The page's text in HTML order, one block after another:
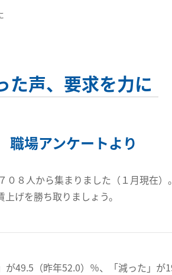
た声、要求を力に
場アンケートより
８人から集まりました（１月現在
げを勝ち取りましょう。
49.5（昨年52.0）％、「減った」が